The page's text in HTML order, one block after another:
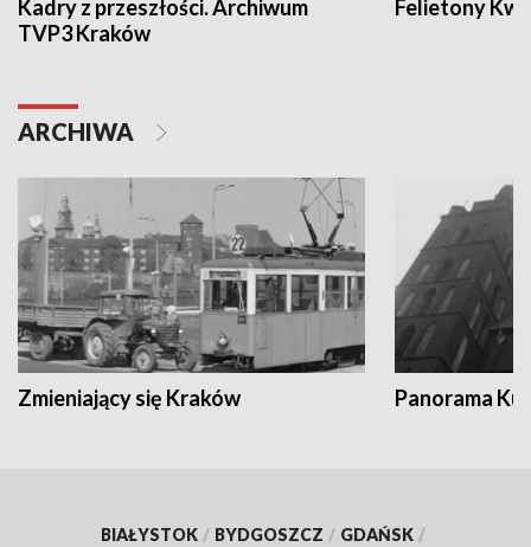
Kadry z przeszłości. Archiwum
TVP3 Kraków
Felietony
ARCHIWA
Zmieniający się Kraków Panorama
BIAŁYSTOK / BYDGOSZCZ / GDAŃSK /